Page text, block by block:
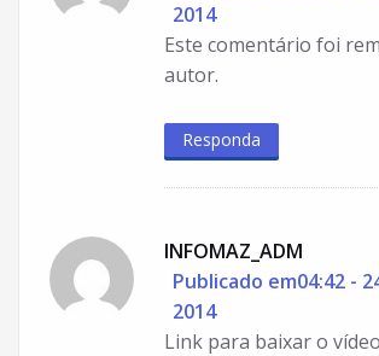
2014
Este comentário foi
autor.
Responda
INFOMAZ_ADM
Publicado em04:42 -
2014
Link para baixar o